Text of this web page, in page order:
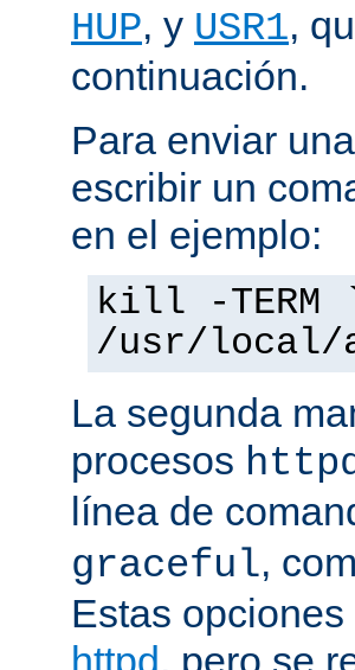
HUP, y USR1,
continuación.
Para enviar
escribir un
en el ejemplo:
kill -TERM
/usr/local/
La segunda
procesos
línea de
graceful,
Estas
httpd, pero se